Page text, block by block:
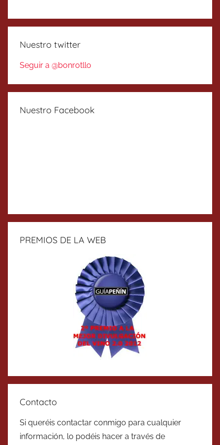
Nuestro twitter
Seguir a @bonrotllo
Nuestro Facebook
PREMIOS DE LA WEB
Contacto
Si queréis contactar conmigo para cualquier
información, lo podéis hacer a través de